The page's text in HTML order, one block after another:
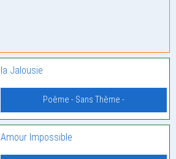
la Jalousie
Poème - Sans Thème -
Amour Impossible